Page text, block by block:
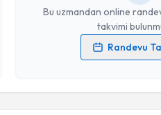
Bu uzmandan online
takvimi
Randevu
Kişisel verilerimin işlenmesine
işlenmesini kabul ediyorum.
Randevu Takvimi Talebi
Fzt. Murat Ekinciiçin randevu